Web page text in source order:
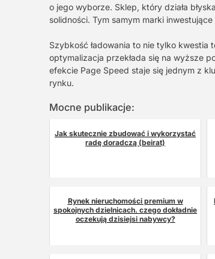
o jego wyborze. Sklep, który działa
solidności. Tym samym marki
Szybkość ładowania to nie tylko
optymalizacja przekłada się na wyższe
efekcie Page Speed staje się jednym z
rynku.
Mocne publikacje:
Jak skutecznie zbudować i wykorzystać
radę doradczą (beirat)
Rynek nieruchomości premium w
spokojnych dzielnicach. czego dokładnie
oczekują dzisiejsi nabywcy?